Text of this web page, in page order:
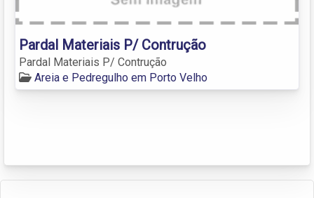
Pardal Materiais P/ Contrução
Pardal Materiais P/ Contrução
Areia e Pedregulho em Porto Velho